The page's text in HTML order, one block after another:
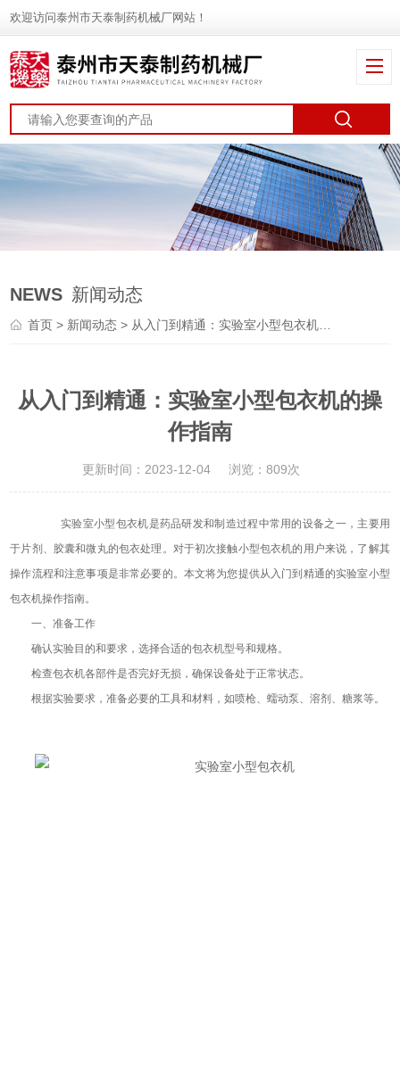
欢迎访问泰州市天泰制药机械厂网站！
NEWS 新闻动态
首页 > 新闻动态 > 从入门到精通：实验室小型包衣机的操作指南
从入门到精通：实验室小型包衣机的操
作指南
更新时间：2023-12-04 浏览：809次
实验室小型包衣机是药品研发和制造过程中常用的设备之一，主要用
于片剂、胶囊和微丸的包衣处理。对于初次接触小型包衣机的用户来说，了解其
操作流程和注意事项是非常必要的。本文将为您提供从入门到精通的实验室小型
包衣机操作指南。
一、准备工作
确认实验目的和要求，选择合适的包衣机型号和规格。
检查包衣机各部件是否完好无损，确保设备处于正常状态。
根据实验要求，准备必要的工具和材料，如喷枪、蠕动泵、溶剂、糖浆等。